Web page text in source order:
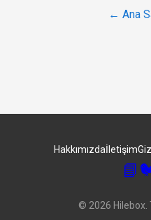
← Ana
Hakkımızdaİletişim
📘
© 2026 Hilebox.